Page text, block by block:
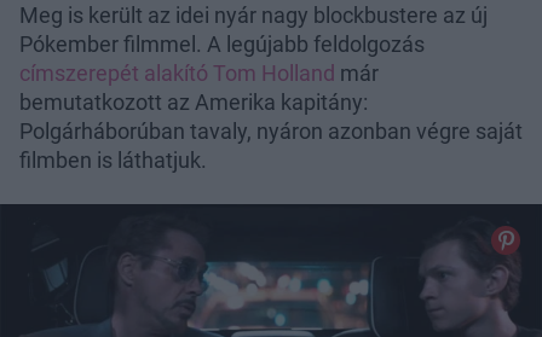
Meg is került az idei nyár nagy blockbustere az új
Pókember filmmel. A legújabb feldolgozás
címszerepét alakító Tom Holland már
bemutatkozott az Amerika kapitány:
Polgárháborúban tavaly, nyáron azonban végre saját
filmben is láthatjuk.